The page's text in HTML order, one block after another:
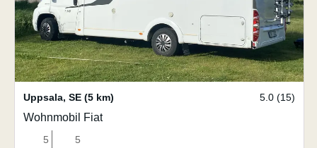
Uppsala, SE (5 km) 5.0 (15)
Wohnmobil Fiat
5 5